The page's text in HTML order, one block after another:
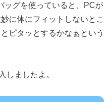
ッグを使っていると、PCが
に体にフィットしないとこ
ピタッとするかなぁという
しましたよ。